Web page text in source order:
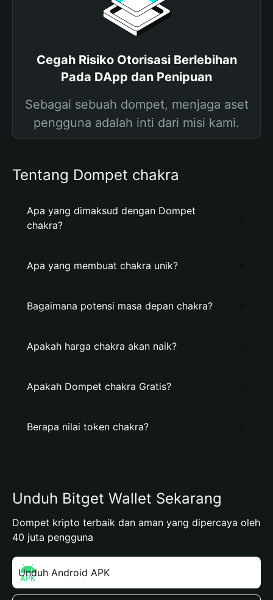
Cegah Risiko Otorisasi Berlebihan
Pada DApp dan Penipuan
Sebagai sebuah dompet, menjaga aset
pengguna adalah inti dari misi kami.
Tentang Dompet chakra
Apa yang dimaksud dengan Dompet
chakra?
Apa yang membuat chakra unik?
Bagaimana potensi masa depan chakra?
Apakah harga chakra akan naik?
Apakah Dompet chakra Gratis?
Berapa nilai token chakra?
Unduh Bitget Wallet Sekarang
Dompet kripto terbaik dan aman yang dipercaya oleh
40 juta pengguna
Unduh Android APK